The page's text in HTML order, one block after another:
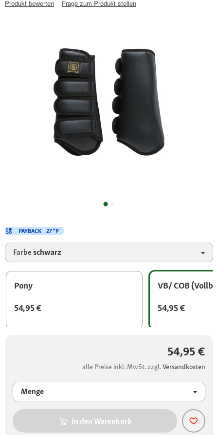
Produkt bewerten
Frage zum Produkt stellen
Farbeschwarz
Pony
54,95 €
VB/ COB
54,95 €
54,95 €
alle Preise inkl. MwSt. zzgl.Versandkosten
Menge
In den Warenkorb
PAYBACK 27 °P